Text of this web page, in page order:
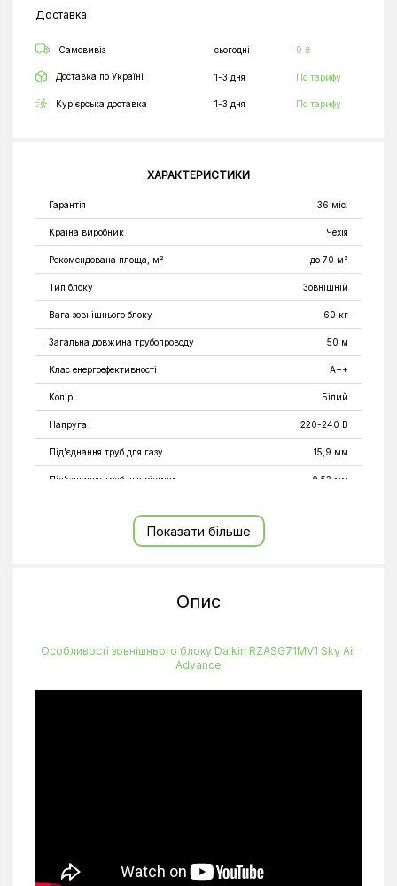
Доставка
Самовивіз сьогодні 0 ₴
Доставка по Україні 1-3 дня По тарифу
Кур’єрська доставка 1-3 дня По тарифу
ХАРАКТЕРИСТИКИ
Гарантія 36 міс.
Країна виробник Чехія
Рекомендована площа, м² до 70 м²
Тип блоку Зовнішній
Вага зовнішнього блоку 60 кг
Загальна довжина трубопроводу 50 м
Клас енергоефективності A++
Колір Білий
Напруга 220-240 В
Під'єднання труб для газу 15,9 мм
Під'єднання труб для рідини 9,52 мм
Рівень шуму зовнішнього блокуПоказати більше
Опис
Особливості зовнішнього блоку Daikin RZASG71MV1 Sky Air
Advance